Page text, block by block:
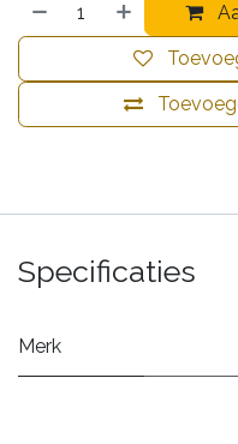
Specificaties
Merk